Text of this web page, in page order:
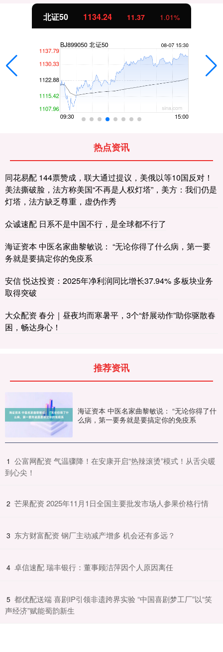
北证50 1134.24 11.37 1.01%
热点资讯
同花易配 144票赞成，联大通过提议，美俄以等10国反对！
美法撕破脸，法方称美国“不再是人权灯塔”，美方：我们仍是
灯塔，法方缺乏尊重，虚伪作秀
众诚速配 日系不是中国不行，是全球都不行了
海证资本 中医名家曲黎敏说： “无论你得了什么病，第一要
务就是要搞定你的免疫系
安信 悦达投资：2025年净利润同比增长37.94% 多板块业务
取得突破
大众配资 春分｜昼夜均而寒暑平，3个“舒展动作”助你驱散春
困，畅达身心！
推荐资讯
海证资本 中医名家曲黎敏说： “无论你得了什
么病，第一要务就是要搞定你的免疫系
1 ​公富网配资 气温骤降！在安康开启“热辣滚烫”模式！从舌尖暖
到心尖！
2 ​芒果配资 2025年11月1日全国主要批发市场人参果价格行情
3 ​东方财富配资 钢厂主动减产增多 机会还有多远？
4 ​卓信速配 瑞丰银行：董事顾洁萍因个人原因离任
5 ​都优配送端 喜剧IP引领非遗跨界实验 “中国喜剧梦工厂”以“笑
声经济”赋能蜀韵新生